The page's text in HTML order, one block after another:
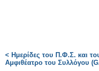
< Ημερίδες του Π.Φ.Σ. και
Αμφιθέατρο του Συλλόγου